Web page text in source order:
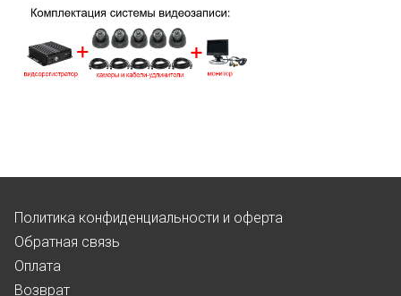
Политика конфиденциальности и оферта
Обратная связь
Оплата
Возврат